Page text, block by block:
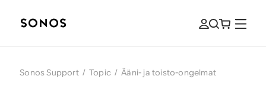
Sonos Support / Topic / Ääni- ja toisto-ongelmat